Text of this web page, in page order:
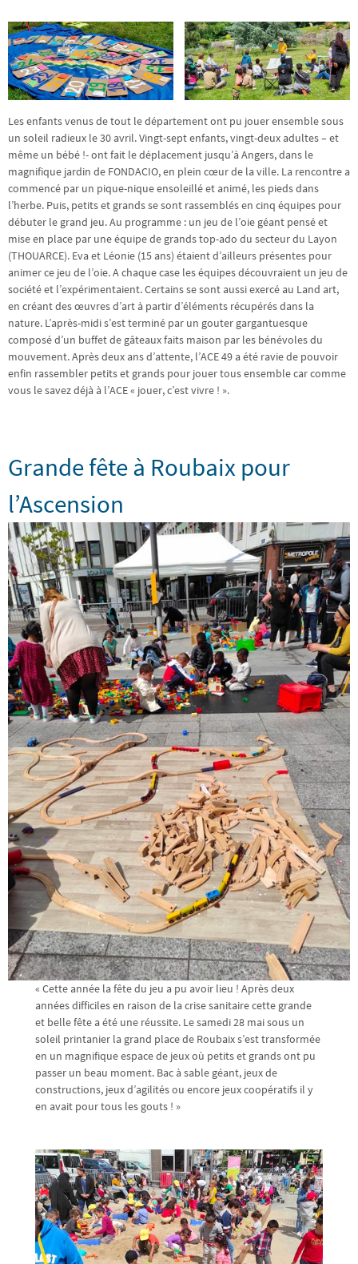
Les enfants venus de tout le département ont pu jouer ensemble sous
un soleil radieux le 30 avril. Vingt-sept enfants, vingt-deux adultes – et
même un bébé !- ont fait le déplacement jusqu’à Angers, dans le
magnifique jardin de FONDACIO, en plein cœur de la ville. La rencontre a
commencé par un pique-nique ensoleillé et animé, les pieds dans
l’herbe. Puis, petits et grands se sont rassemblés en cinq équipes pour
débuter le grand jeu. Au programme : un jeu de l’oie géant pensé et
mise en place par une équipe de grands top-ado du secteur du Layon
(THOUARCE). Eva et Léonie (15 ans) étaient d’ailleurs présentes pour
animer ce jeu de l’oie. A chaque case les équipes découvraient un jeu de
société et l’expérimentaient. Certains se sont aussi exercé au Land art,
en créant des œuvres d’art à partir d’éléments récupérés dans la
nature. L’après-midi s’est terminé par un gouter gargantuesque
composé d’un buffet de gâteaux faits maison par les bénévoles du
mouvement. Après deux ans d’attente, l’ACE 49 a été ravie de pouvoir
enfin rassembler petits et grands pour jouer tous ensemble car comme
vous le savez déjà à l’ACE « jouer, c’est vivre ! ».
Grande fête à Roubaix pour
l’Ascension
« Cette année la fête du jeu a pu avoir lieu ! Après deux
années difficiles en raison de la crise sanitaire cette grande
et belle fête a été une réussite. Le samedi 28 mai sous un
soleil printanier la grand place de Roubaix s’est transformée
en un magnifique espace de jeux où petits et grands ont pu
passer un beau moment. Bac à sable géant, jeux de
constructions, jeux d’agilités ou encore jeux coopératifs il y
en avait pour tous les gouts ! »